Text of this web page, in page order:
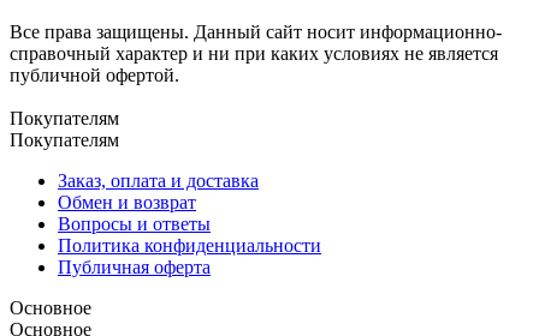
Все права защищены. Данный сайт носит информационно-
справочный характер и ни при каких условиях не является
публичной офертой.
Покупателям
Покупателям
Заказ, оплата и доставка
Обмен и возврат
Вопросы и ответы
Политика конфиденциальности
Публичная оферта
Основное
Основное